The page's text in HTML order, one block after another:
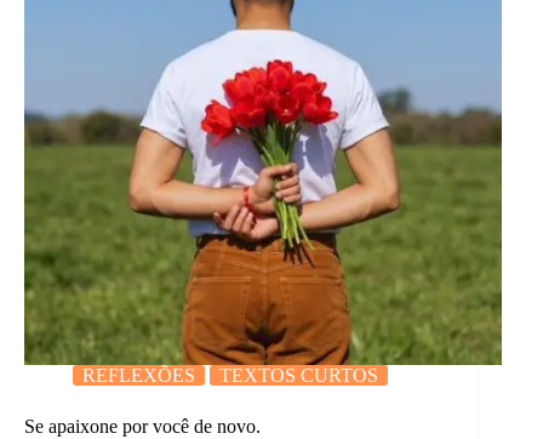
REFLEXÕES TEXTOS CURTOS
Se apaixone por você de novo.